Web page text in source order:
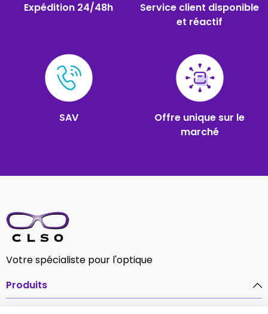
Expédition 24/48h
Service client disponible
et réactif
SAV
Offre unique sur le
marché
Votre spécialiste pour l'optique
Produits
